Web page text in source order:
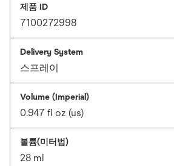
제품 ID
7100272998
Delivery System
스프레이
Volume (Imperial)
0.947 fl oz (us)
볼륨(미터법)
28 ml